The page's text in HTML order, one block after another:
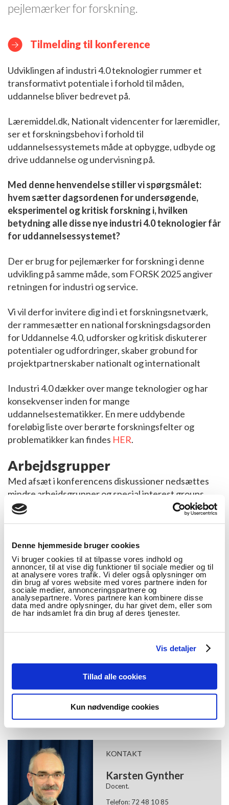
Denne hjemmeside bruger cookies
Vi bruger cookies til at tilpasse vores indhold og
annoncer, til at vise dig funktioner til sociale medier og til
at analysere vores trafik. Vi deler også oplysninger om
din brug af vores website med vores partnere inden for
sociale medier, annonceringspartnere og
analysepartnere. Vores partnere kan kombinere disse
data med andre oplysninger, du har givet dem, eller som
de har indsamlet fra din brug af deres tjenester.
Vis detaljer
Tillad alle cookies
Kun nødvendige cookies
pejlemærker for forskning.
Tilmelding til konference
Udviklingen af industri 4.0 teknologier rummer et
transformativt potentiale i forhold til måden,
uddannelse bliver bedrevet på.
Læremiddel.dk, Nationalt videncenter for læremidler,
ser et forskningsbehov i forhold til
uddannelsessystemets måde at opbygge, udbyde og
drive uddannelse og undervisning på.
Med denne henvendelse stiller vi spørgsmålet:
hvem sætter dagsordenen for undersøgende,
eksperimentel og kritisk forskning i, hvilken
betydning alle disse nye industri 4.0 teknologier får
for uddannelsessystemet?
Der er brug for pejlemærker for forskning i denne
udvikling på samme måde, som FORSK 2025 angiver
retningen for industri og service.
Vi vil derfor invitere dig ind i et forskningsnetværk,
der rammesætter en national forskningsdagsorden
for Uddannelse 4.0, udforsker og kritisk diskuterer
potentialer og udfordringer, skaber grobund for
projektpartnerskaber nationalt og internationalt
Industri 4.0 dækker over mange teknologier og har
konsekvenser inden for mange
uddannelsestematikker. En mere uddybende
foreløbig liste over berørte forskningsfelter og
problematikker kan findes HER.
Arbejdsgrupper
Med afsæt i konferencens diskussioner nedsættes
mindre arbejdsgrupper og special interest groups
(SIGs), herunder en arbejdsgruppe, der skal skrive et
En anden arbejdsgruppe vil søge at rejse fondsmidler
til et større forskningsprojekt for interesserede
partnere med afsæt i begrebet ”Uddannelse 4.0” i et
eller flere uddannelsesdomæner (fra folkeskole over
ungdomsuddannelser til professionsuddannelser og
universitetsuddannelser).
Forskningsnetværket har som ambition at omfatte
netværket er taget af de tre professionshøjskoler bag
KONTAKT
Karsten Gynther
Docent.
Telefon: 72 48 10 85